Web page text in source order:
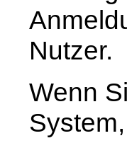
Nutzer.
Wenn